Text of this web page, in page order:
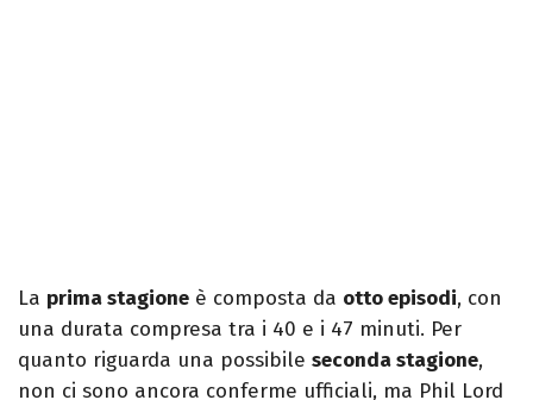
La prima stagione è composta da otto episodi, con
una durata compresa tra i 40 e i 47 minuti. Per
quanto riguarda una possibile seconda stagione,
non ci sono ancora conferme ufficiali, ma Phil Lord